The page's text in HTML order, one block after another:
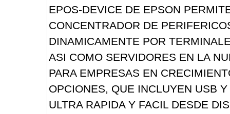
EPOS-DEVICE DE EPSON
CONCENTRADOR DE
DINAMICAMENTE POR
ASI COMO SERVIDORES EN LA
PARA EMPRESAS EN
OPCIONES, QUE INCLUYEN USB
ULTRA RAPIDA Y FACIL DESDE